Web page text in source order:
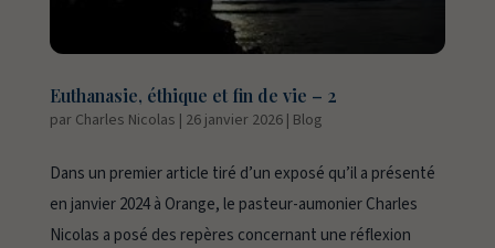
Euthanasie, éthique et fin de vie – 2
par Charles Nicolas | 26 janvier 2026| Blog
Dans un premier article tiré d’un exposé qu’il a présenté
en janvier 2024 à Orange, le pasteur-aumonier Charles
Nicolas a posé des repères concernant une réflexion